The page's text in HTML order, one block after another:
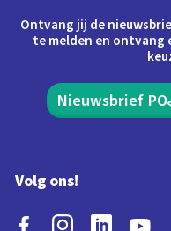
Ontvang jij de
te melden en ontvang
Nieuwsbrief PO
Volg ons!